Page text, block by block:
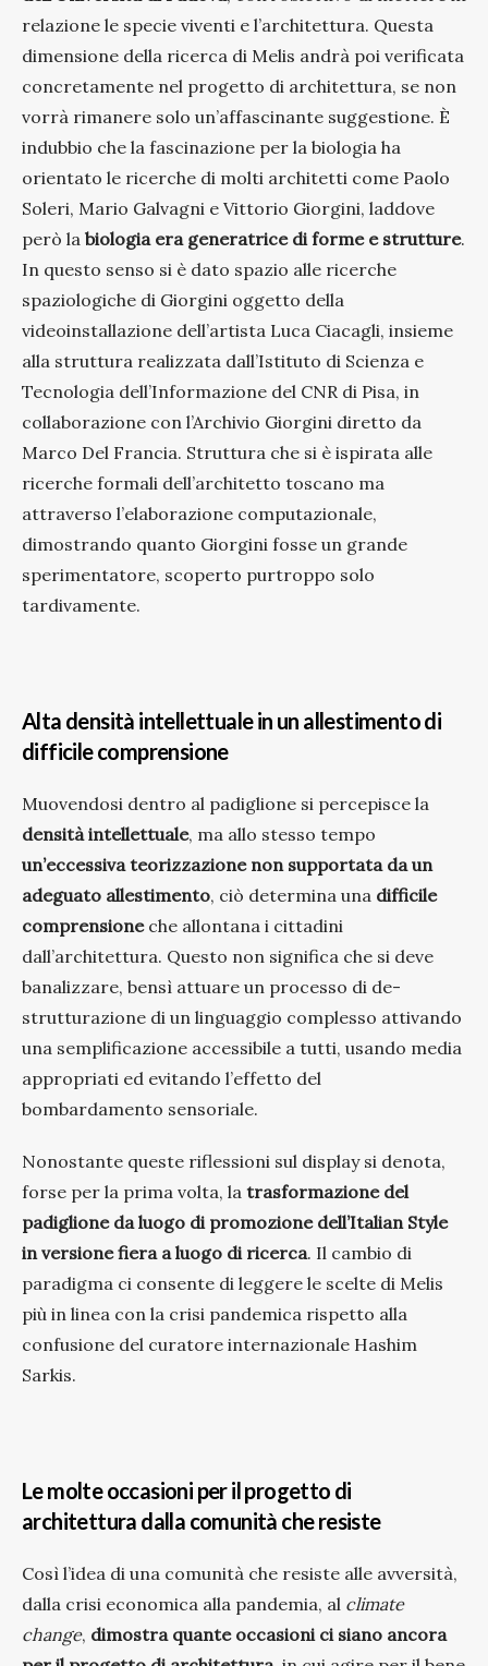
relazione le specie viventi e l’architettura. Questa
dimensione della ricerca di Melis andrà poi verificata
concretamente nel progetto di architettura, se non
vorrà rimanere solo un’affascinante suggestione. È
indubbio che la fascinazione per la biologia ha
orientato le ricerche di molti architetti come Paolo
Soleri, Mario Galvagni e Vittorio Giorgini, laddove
però la biologia era generatrice di forme e strutture.
In questo senso si è dato spazio alle ricerche
spaziologiche di Giorgini oggetto della
videoinstallazione dell’artista Luca Ciacagli, insieme
alla struttura realizzata dall’Istituto di Scienza e
Tecnologia dell’Informazione del CNR di Pisa, in
collaborazione con l’Archivio Giorgini diretto da
Marco Del Francia. Struttura che si è ispirata alle
ricerche formali dell’architetto toscano ma
attraverso l’elaborazione computazionale,
dimostrando quanto Giorgini fosse un grande
sperimentatore, scoperto purtroppo solo
tardivamente.
Alta densità intellettuale in un allestimento di
difficile comprensione
Muovendosi dentro al padiglione si percepisce la
densità intellettuale, ma allo stesso tempo
un’eccessiva teorizzazione non supportata da un
adeguato allestimento, ciò determina una difficile
comprensioneche allontana i cittadini
dall’architettura. Questo non significa che si deve
banalizzare, bensì attuare un processo di de-
strutturazione di un linguaggio complesso attivando
una semplificazione accessibile a tutti, usando media
appropriati ed evitando l’effetto del
bombardamento sensoriale.
Nonostante queste riflessioni sul display si denota,
forse per la prima volta, la trasformazione del
padiglione da luogo di promozione dell’Italian Style
in versione fiera a luogo di ricerca. Il cambio di
paradigma ci consente di leggere le scelte di Melis
più in linea con la crisi pandemica rispetto alla
confusione del curatore internazionale Hashim
Sarkis.
Le molte occasioni per il progetto di
architettura dalla comunità che resiste
Così l’idea di una comunità che resiste alle avversità,
dalla crisi economica alla pandemia, al climate
change, dimostra quante occasioni ci siano ancora